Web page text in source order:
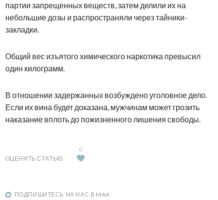
партии запрещенных веществ, затем делили их на
небольшие дозы и распространяли через тайники-
закладки.
Общий вес изъятого химического наркотика превысил
один килограмм.
В отношении задержанных возбуждено уголовное дело.
Если их вина будет доказана, мужчинам может грозить
наказание вплоть до пожизненного лишения свободы.
ОЦЕНИТЬ СТАТЬЮ
0
ПОДПИШИТЕСЬ НА НАС В MAX